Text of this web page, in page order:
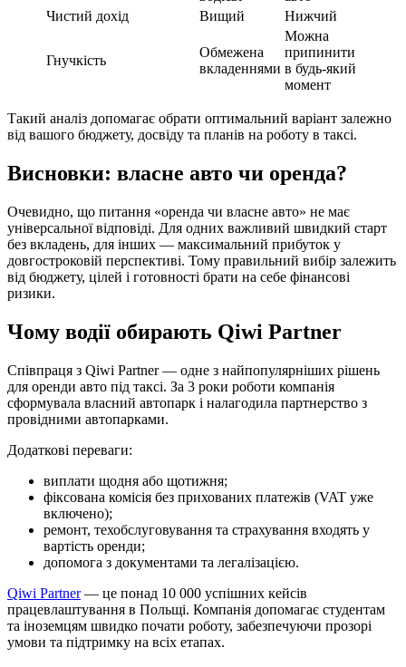
Чистий дохід
Вищий Нижчий
Гнучкість
Обмежена
вкладеннями
Можна
припинити
в будь-який
момент
Такий аналіз допомагає обрати оптимальний варіант залежно
від вашого бюджету, досвіду та планів на роботу в таксі.
Висновки: власне авто чи оренда?
Очевидно, що питання «оренда чи власне авто» не має
універсальної відповіді. Для одних важливий швидкий старт
без вкладень, для інших — максимальний прибуток у
довгостроковій перспективі. Тому правильний вибір залежить
від бюджету, цілей і готовності брати на себе фінансові
ризики.
Чому водії обирають Qiwi Partner
Співпраця з Qiwi Partner — одне з найпопулярніших рішень
для оренди авто під таксі. За 3 роки роботи компанія
сформувала власний автопарк і налагодила партнерство з
провідними автопарками.
Додаткові переваги:
виплати щодня або щотижня;
фіксована комісія без прихованих платежів (VAT уже
включено);
ремонт, техобслуговування та страхування входять у
вартість оренди;
допомога з документами та легалізацією.
Qiwi Partner— це понад 10 000 успішних кейсів
працевлаштування в Польщі. Компанія допомагає студентам
та іноземцям швидко почати роботу, забезпечуючи прозорі
умови та підтримку на всіх етапах.